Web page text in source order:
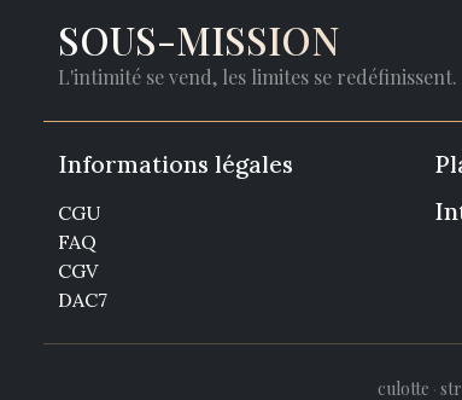
SOUS-MISSION
L'intimité se vend, les limites se redéfinissent.
Informations légales
CGU
FAQ
CGV
DAC7
culotte ·